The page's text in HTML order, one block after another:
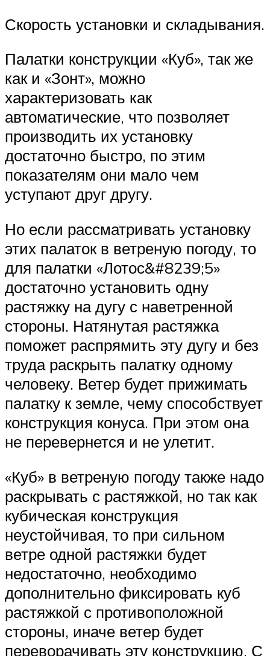
Скорость установки и складывания.
Палатки конструкции «Куб», так же
как и «Зонт», можно
характеризовать как
автоматические, что позволяет
производить их установку
достаточно быстро, по этим
показателям они мало чем
уступают друг другу.
Но если рассматривать установку
этих палаток в ветреную погоду, то
для палатки «Лотос&#8239;5»
достаточно установить одну
растяжку на дугу с наветренной
стороны. Натянутая растяжка
поможет распрямить эту дугу и без
труда раскрыть палатку одному
человеку. Ветер будет прижимать
палатку к земле, чему способствует
конструкция конуса. При этом она
не перевернется и не улетит.
«Куб» в ветреную погоду также надо
раскрывать с растяжкой, но так как
кубическая конструкция
неустойчивая, то при сильном
ветре одной растяжки будет
недостаточно, необходимо
дополнительно фиксировать куб
растяжкой с противоположной
стороны, иначе ветер будет
переворачивать эту конструкцию. С